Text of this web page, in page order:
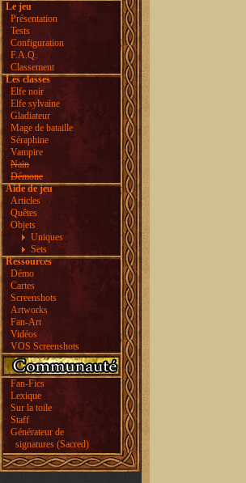
Le jeu
Présentation
Tests
Configuration
F.A.Q.
Classement
Les classes
Elfe noir
Elfe sylvaine
Gladiateur
Mage de bataille
Séraphine
Vampire
Nain
Démone
Aide de jeu
Articles
Quêtes
Objets
Uniques
Sets
Ressources
Démo
Cartes
Screenshots
Artworks
Fan-Art
Vidéos
VOS Screenshots
Fan-Fics
Lexique
Sur la toile
Staff
Générateur de
signatures (Sacred)